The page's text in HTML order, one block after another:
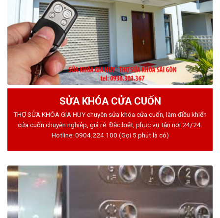
SỬA KHÓA CỬA CUỐN
THỢ SỬA KHÓA GIA HUY chuyên sửa khóa cửa cuốn, làm điều khiển
cửa cuốn chuyên nghiệp, giá rẻ. Đặc biệt, phục vụ tận nơi 24/24.
Hotline: 0904.224.100 (Gọi 5 phút là có)